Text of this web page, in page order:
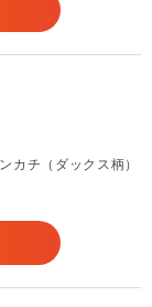
カチ（ダックス柄）